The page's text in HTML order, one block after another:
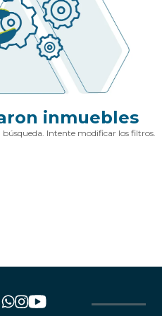
inmuebles
Intente modificar los filtros.